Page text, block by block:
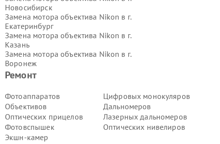
Ремонт
Фотоаппаратов
Объективов
Оптических прицелов
Фотовспышек
Экшн-камер
Цифровых монокуляров
Дальномеров
Лазерных дальномеров
Оптических нивелиров
Новосибирск
Замена мотора объектива Nikon в г.
Екатеринбург
Замена мотора объектива Nikon в г.
Казань
Замена мотора объектива Nikon в г.
Воронеж
Замена мотора объектива Nikon в г.
Замена мотора объектива Nikon в г.
Самара
Замена мотора объектива Nikon в г.
Пермь
Замена мотора объектива Nikon в г.
Красноярск